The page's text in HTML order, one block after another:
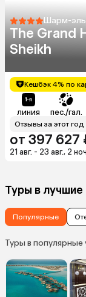
Шарм-
The Grand
Sheikh
Кешбэк 4% по
линия пес./гал.
Отзывы за этот год
от 397 627
21 авг. - 23 авг., 2
Туры в
Популярные
Туры в популярные